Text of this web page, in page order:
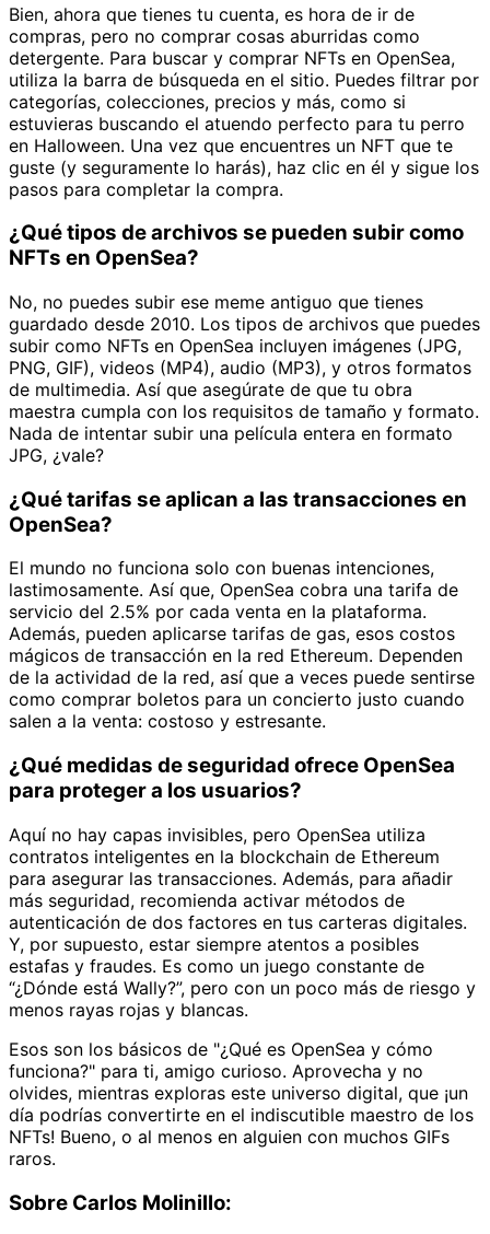
Bien, ahora que tienes tu cuenta, es hora de ir de
compras, pero no comprar cosas aburridas como
detergente. Para buscar y comprar NFTs en OpenSea,
utiliza la barra de búsqueda en el sitio. Puedes filtrar por
categorías, colecciones, precios y más, como si
estuvieras buscando el atuendo perfecto para tu perro
en Halloween. Una vez que encuentres un NFT que te
guste (y seguramente lo harás), haz clic en él y sigue los
pasos para completar la compra.
¿Qué tipos de archivos se pueden subir como
NFTs en OpenSea?
No, no puedes subir ese meme antiguo que tienes
guardado desde 2010. Los tipos de archivos que puedes
subir como NFTs en OpenSea incluyen imágenes (JPG,
PNG, GIF), videos (MP4), audio (MP3), y otros formatos
de multimedia. Así que asegúrate de que tu obra
maestra cumpla con los requisitos de tamaño y formato.
Nada de intentar subir una película entera en formato
JPG, ¿vale?
¿Qué tarifas se aplican a las transacciones en
OpenSea?
El mundo no funciona solo con buenas intenciones,
lastimosamente. Así que, OpenSea cobra una tarifa de
servicio del 2.5% por cada venta en la plataforma.
Además, pueden aplicarse tarifas de gas, esos costos
mágicos de transacción en la red Ethereum. Dependen
de la actividad de la red, así que a veces puede sentirse
como comprar boletos para un concierto justo cuando
salen a la venta: costoso y estresante.
¿Qué medidas de seguridad ofrece OpenSea
para proteger a los usuarios?
Aquí no hay capas invisibles, pero OpenSea utiliza
contratos inteligentes en la blockchain de Ethereum
para asegurar las transacciones. Además, para añadir
más seguridad, recomienda activar métodos de
autenticación de dos factores en tus carteras digitales.
Y, por supuesto, estar siempre atentos a posibles
estafas y fraudes. Es como un juego constante de
“¿Dónde está Wally?”, pero con un poco más de riesgo y
menos rayas rojas y blancas.
Esos son los básicos de "¿Qué es OpenSea y cómo
funciona?" para ti, amigo curioso. Aprovecha y no
olvides, mientras exploras este universo digital, que ¡un
día podrías convertirte en el indiscutible maestro de los
NFTs! Bueno, o al menos en alguien con muchos GIFs
raros.
Sobre Carlos Molinillo: